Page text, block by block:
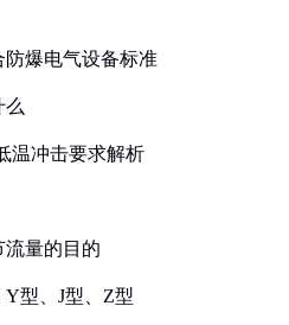
爆电气设备标准
么
温冲击要求解析
量的目的
型、J型、Z型